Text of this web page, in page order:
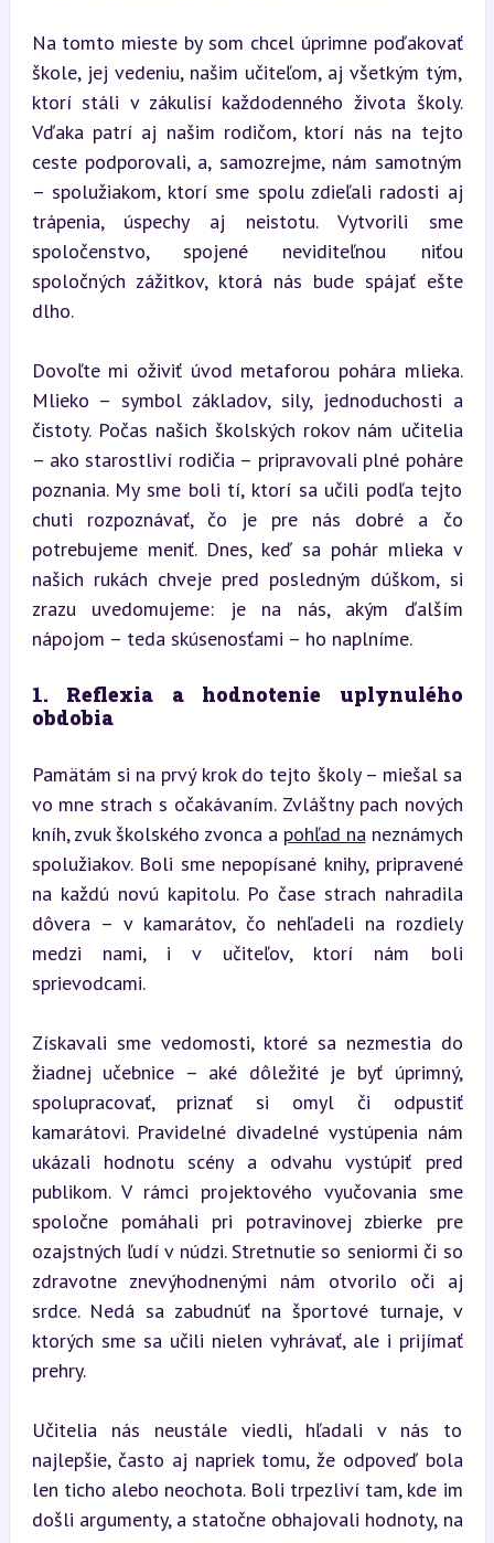
Na tomto mieste by som chcel úprimne poďakovať
škole, jej vedeniu, našim učiteľom, aj všetkým tým,
ktorí stáli v zákulisí každodenného života školy.
Vďaka patrí aj našim rodičom, ktorí nás na tejto
ceste podporovali, a, samozrejme, nám samotným
– spolužiakom, ktorí sme spolu zdieľali radosti aj
trápenia, úspechy aj neistotu. Vytvorili sme
spoločenstvo, spojené neviditeľnou niťou
spoločných zážitkov, ktorá nás bude spájať ešte
dlho.
Dovoľte mi oživiť úvod metaforou pohára mlieka.
Mlieko – symbol základov, sily, jednoduchosti a
čistoty. Počas našich školských rokov nám učitelia
– ako starostliví rodičia – pripravovali plné poháre
poznania. My sme boli tí, ktorí sa učili podľa tejto
chuti rozpoznávať, čo je pre nás dobré a čo
potrebujeme meniť. Dnes, keď sa pohár mlieka v
našich rukách chveje pred posledným dúškom, si
zrazu uvedomujeme: je na nás, akým ďalším
nápojom – teda skúsenosťami – ho naplníme.
1. Reflexia a hodnotenie uplynulého
obdobia
Pamätám si na prvý krok do tejto školy – miešal sa
vo mne strach s očakávaním. Zvláštny pach nových
kníh, zvuk školského zvonca a pohľad na neznámych
spolužiakov. Boli sme nepopísané knihy, pripravené
na každú novú kapitolu. Po čase strach nahradila
dôvera – v kamarátov, čo nehľadeli na rozdiely
medzi nami, i v učiteľov, ktorí nám boli
sprievodcami.
Získavali sme vedomosti, ktoré sa nezmestia do
žiadnej učebnice – aké dôležité je byť úprimný,
spolupracovať, priznať si omyl či odpustiť
kamarátovi. Pravidelné divadelné vystúpenia nám
ukázali hodnotu scény a odvahu vystúpiť pred
publikom. V rámci projektového vyučovania sme
spoločne pomáhali pri potravinovej zbierke pre
ozajstných ľudí v núdzi. Stretnutie so seniormi či so
zdravotne znevýhodnenými nám otvorilo oči aj
srdce. Nedá sa zabudnúť na športové turnaje, v
ktorých sme sa učili nielen vyhrávať, ale i prijímať
prehry.
Učitelia nás neustále viedli, hľadali v nás to
najlepšie, často aj napriek tomu, že odpoveď bola
len ticho alebo neochota. Boli trpezliví tam, kde im
došli argumenty, a statočne obhajovali hodnoty, na